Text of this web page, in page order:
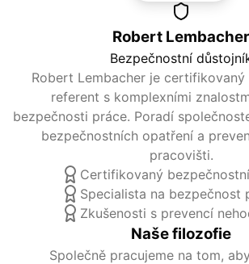
Robert Lembacher
Bezpečnostní
Robert Lembacher je
referent s komplexními
bezpečnosti práce. Poradí
bezpečnostních opatření a
pracovišti.
Certifikovaný
Specialista na bezpečnost
Zkušenosti s prevencí
Naše filozofie
Společně pracujeme na tom,